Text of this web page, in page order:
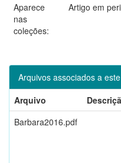
Aparece
nas
coleções:
Artigo em
Arquivos associados a
Arquivo
Barbara2016.pdf